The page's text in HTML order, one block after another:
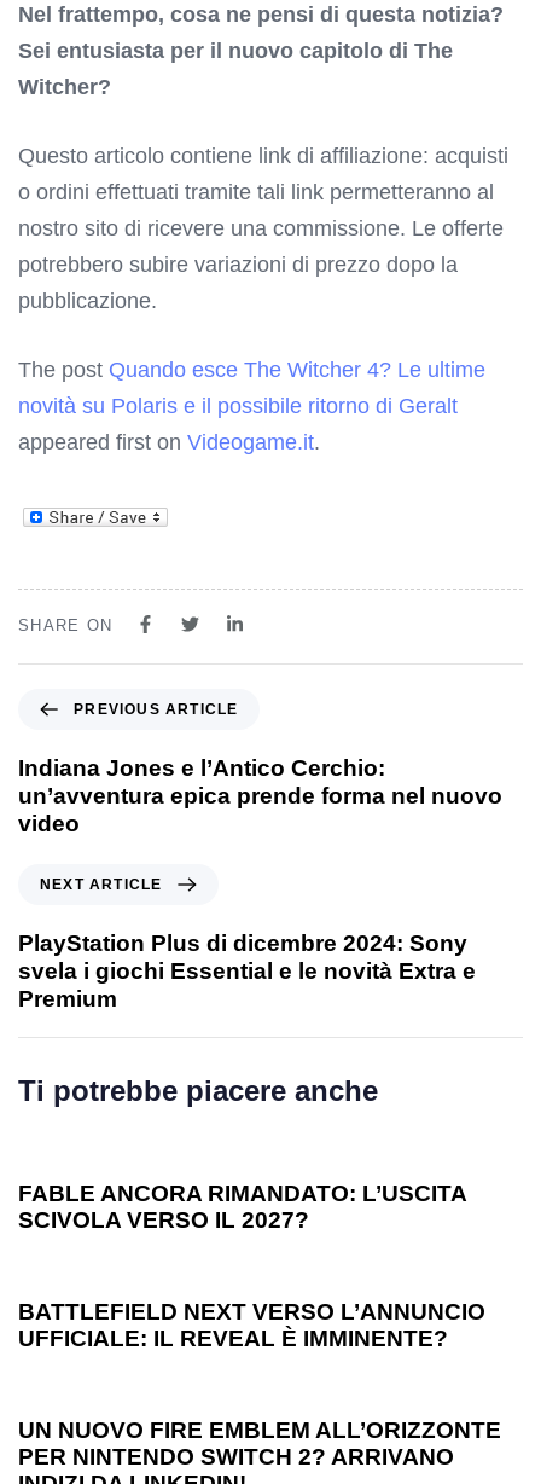
Nel frattempo, cosa ne pensi di questa notizia?
Sei entusiasta per il nuovo capitolo di The
Witcher?
Questo articolo contiene link di affiliazione: acquisti
o ordini effettuati tramite tali link permetteranno al
nostro sito di ricevere una commissione. Le offerte
potrebbero subire variazioni di prezzo dopo la
pubblicazione.
The post Quando esce The Witcher 4? Le ultime
novità su Polaris e il possibile ritorno di Geralt
appeared first on Videogame.it.
SHARE ON
PREVIOUS ARTICLE
Indiana Jones e l’Antico Cerchio:
un’avventura epica prende forma nel nuovo
video
NEXT ARTICLE
PlayStation Plus di dicembre 2024: Sony
svela i giochi Essential e le novità Extra e
Premium
Ti potrebbe piacere anche
FABLE ANCORA RIMANDATO: L’USCITA
SCIVOLA VERSO IL 2027?
BATTLEFIELD NEXT VERSO L’ANNUNCIO
UFFICIALE: IL REVEAL È IMMINENTE?
UN NUOVO FIRE EMBLEM ALL’ORIZZONTE
PER NINTENDO SWITCH 2? ARRIVANO